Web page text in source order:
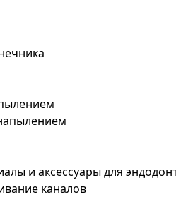
и аксессуары для
каналов